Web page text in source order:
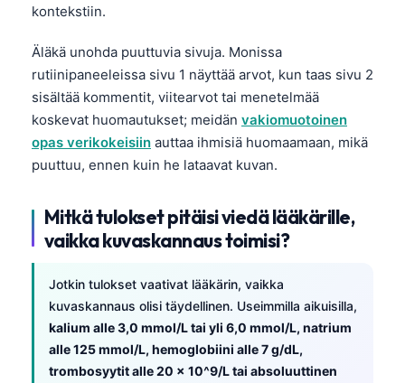
kontekstiin.
Äläkä unohda puuttuvia sivuja. Monissa
rutiinipaneeleissa sivu 1 näyttää arvot, kun taas sivu 2
sisältää kommentit, viitearvot tai menetelmää
koskevat huomautukset; meidän vakiomuotoinen
opas verikokeisiin auttaa ihmisiä huomaamaan, mikä
puuttuu, ennen kuin he lataavat kuvan.
Mitkä tulokset pitäisi viedä lääkärille,
vaikka kuvaskannaus toimisi?
Jotkin tulokset vaativat lääkärin, vaikka
kuvaskannaus olisi täydellinen. Useimmilla aikuisilla,
kalium alle 3,0 mmol/L tai yli 6,0 mmol/L, natrium
alle 125 mmol/L, hemoglobiini alle 7 g/dL,
trombosyytit alle 20 × 10^9/L tai absoluuttinen
Српски језик
Svenska
Bosanski
Azərbaycan dili
Eesti
日本語
ქართული
Русский
Lietuvių kalba
Polski
Slovenščina